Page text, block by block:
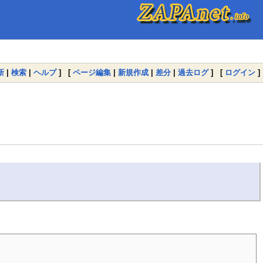
| 検索 | ヘルプ] [ ページ編集 | 新規作成 | 差分 | 過去ログ] [ ログイン ]